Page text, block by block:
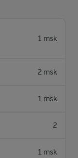
1 msk
2 msk
1 msk
2
1 msk